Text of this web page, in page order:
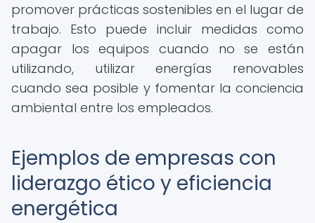
promover prácticas sostenibles en el lugar de
trabajo. Esto puede incluir medidas como
apagar los equipos cuando no se están
utilizando, utilizar energías renovables
cuando sea posible y fomentar la conciencia
ambiental entre los empleados.
Ejemplos de empresas con
liderazgo ético y eficiencia
energética